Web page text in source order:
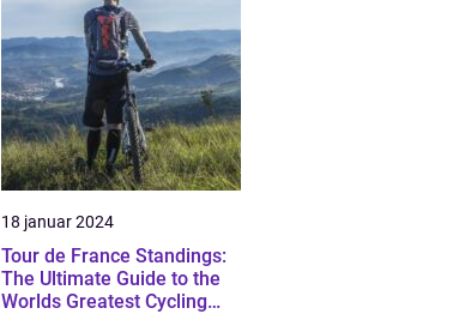
18 januar 2024
Tour de France Standings:
The Ultimate Guide to the
Worlds Greatest Cycling